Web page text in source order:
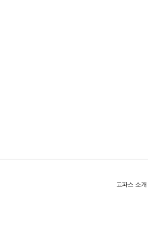
고파스 소개